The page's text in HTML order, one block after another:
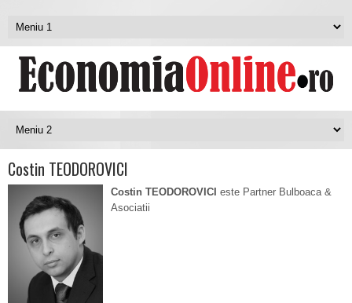
Costin TEODOROVICI
Costin TEODOROVICI este Partner Bulboaca &
Asociatii